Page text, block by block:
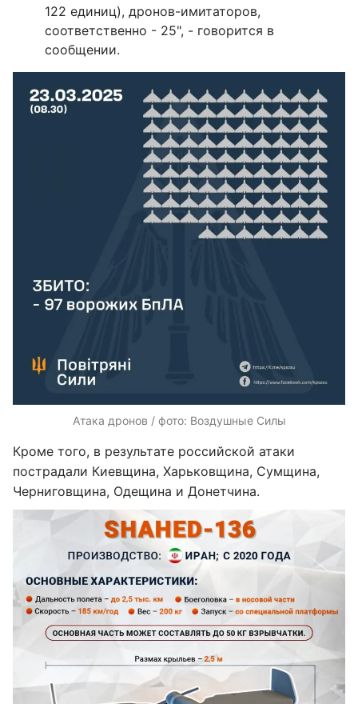
122 единиц), дронов-имитаторов,
соответственно - 25", - говорится в
сообщении.
Атака дронов / фото: Воздушные Силы
Кроме того, в результате российской атаки
пострадали Киевщина, Харьковщина, Сумщина,
Черниговщина, Одещина и Донетчина.